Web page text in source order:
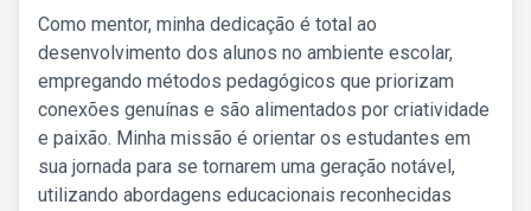
Como mentor, minha dedicação é total ao
desenvolvimento dos alunos no ambiente escolar,
empregando métodos pedagógicos que priorizam
conexões genuínas e são alimentados por criatividade
e paixão. Minha missão é orientar os estudantes em
sua jornada para se tornarem uma geração notável,
utilizando abordagens educacionais reconhecidas